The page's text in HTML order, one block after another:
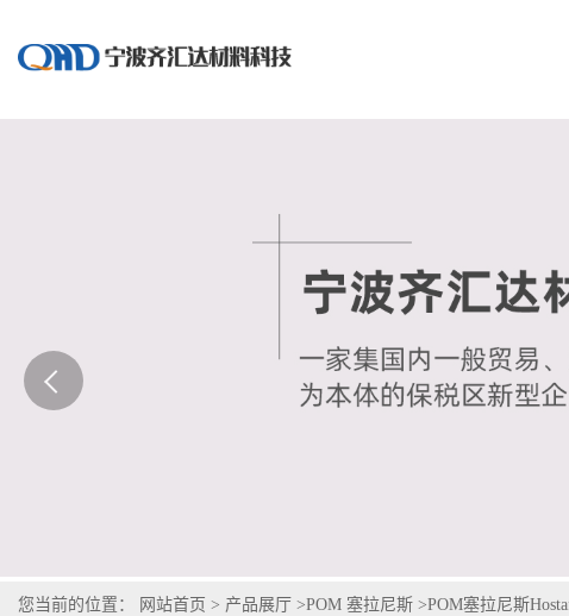
您当前的位置： 网站首页 > 产品展厅 >POM 塞拉尼斯 >POM塞拉尼斯